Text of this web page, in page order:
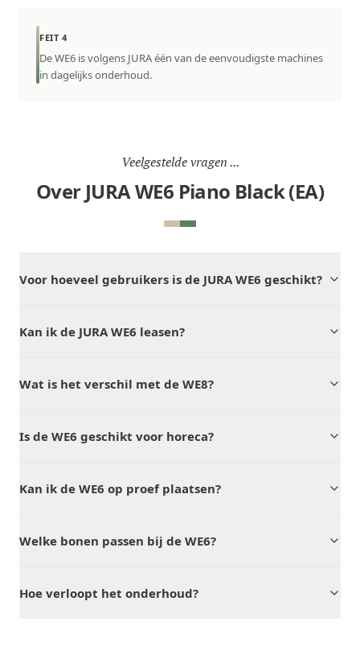
FEIT 4
De WE6 is volgens JURA één van de eenvoudigste machines
in dagelijks onderhoud.
Veelgestelde vragen ...
Over JURA WE6 Piano Black (EA)
Voor hoeveel gebruikers is de JURA WE6 geschikt?
Kan ik de JURA WE6 leasen?
Wat is het verschil met de WE8?
Is de WE6 geschikt voor horeca?
Kan ik de WE6 op proef plaatsen?
Welke bonen passen bij de WE6?
Hoe verloopt het onderhoud?